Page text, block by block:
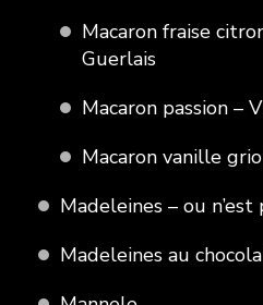
Macaron fraise
Guerlais
Macaron passion –
Macaron vanille
Madeleines – ou
Madeleines au